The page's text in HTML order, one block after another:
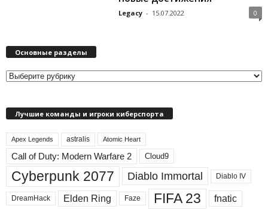
Legacy - 15.07.2022 0
Основные разделы
О
е
а
Лучшие команды и игроки киберспорта
Apex Legends astralis Atomic Heart
Call of Duty: Modern Warfare 2 Cloud9
Cyberpunk 2077 Diablo Immortal Diablo IV
DreamHack Elden Ring Faze FIFA 23 fnatic